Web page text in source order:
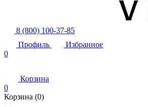
8 (800) 100-37-85
Профиль
Избранное
0
Корзина
0
Корзина (0)